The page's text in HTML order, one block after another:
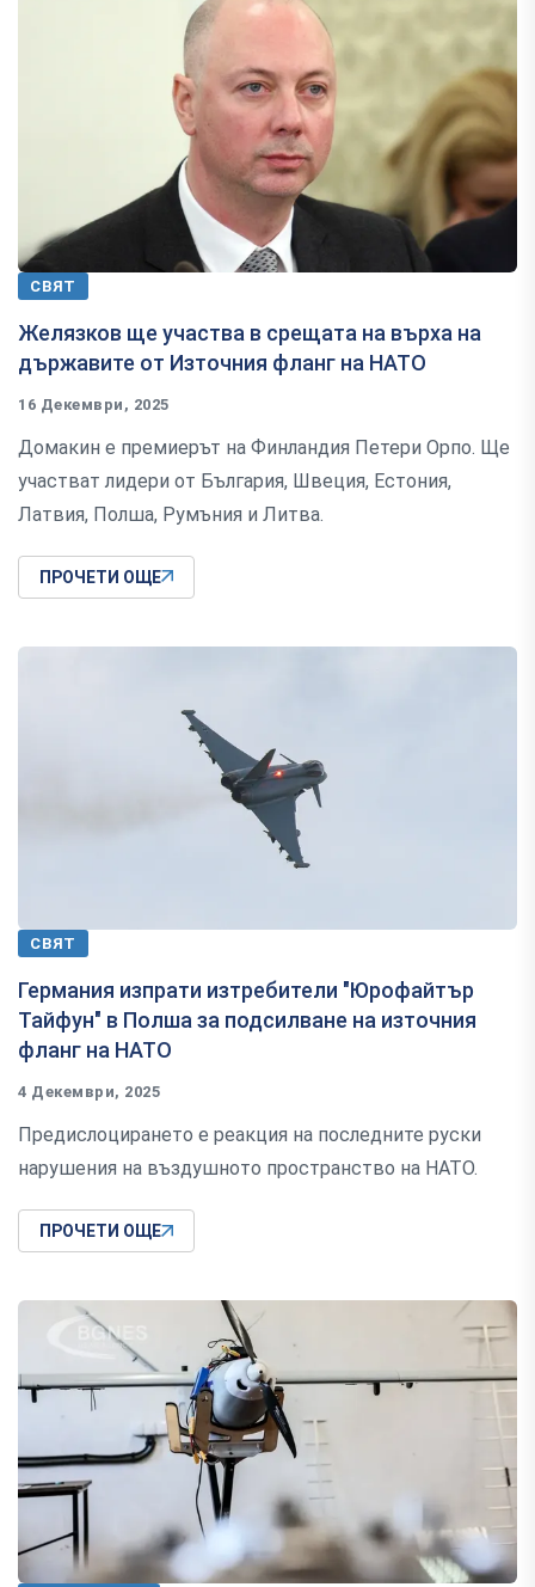
СВЯТ
Желязков ще участва в срещата на върха на
държавите от Източния фланг на НАТО
16 Декември, 2025
Домакин е премиерът на Финландия Петери Орпо. Ще
участват лидери от България, Швеция, Естония,
Латвия, Полша, Румъния и Литва.
ПРОЧЕТИ ОЩЕ
СВЯТ
Германия изпрати изтребители "Юрофайтър
Тайфун" в Полша за подсилване на източния
фланг на НАТО
4 Декември, 2025
Предислоцирането е реакция на последните руски
нарушения на въздушното пространство на НАТО.
ПРОЧЕТИ ОЩЕ